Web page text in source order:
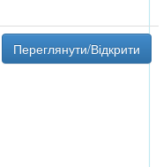
Переглянути/Відкрити